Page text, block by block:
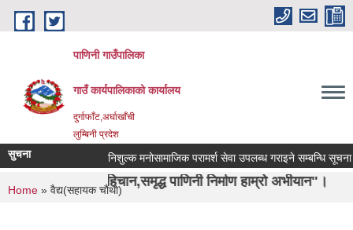
Skip to main content
पाणिनी गाउँपालिका
गाउँ कार्यपालिकाको कार्यालय
दुर्गाफाँट,अर्घाखाँची
लुम्बिनी प्रदेश
पहिचान,समृद्ध पाणिनी निर्माण हाम्रो अभीयान"।
सुचना निशुल्क मनोसामाजिक परामर्श सेवा उपलब्ध गराइने सम्बन्धि सूचना ।
You are here
Home » वैद्य(सहायक चौथो)